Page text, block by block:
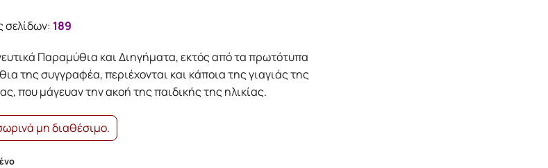
σελίδων: 189
Παραµύθια και Διηγήµατα, εκτός από τα πρωτότυπα
της συγγραφέα, περιέχονται και κάποια της γιαγιάς της
που µάγευαν την ακοή της παιδικής της ηλικίας.
μη διαθέσιμο.